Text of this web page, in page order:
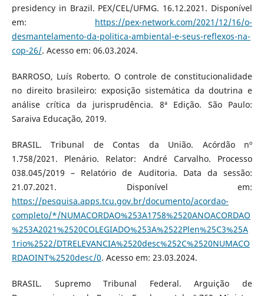
presidency in Brazil. PEX/CEL/UFMG. 16.12.2021. Disponível
em: https://pex-network.com/2021/12/16/o-
desmantelamento-da-politica-ambiental-e-seus-reflexos-na-
cop-26/. Acesso em: 06.03.2024.
BARROSO, Luís Roberto. O controle de constitucionalidade
no direito brasileiro: exposição sistemática da doutrina e
análise crítica da jurisprudência. 8ª Edição. São Paulo:
Saraiva Educação, 2019.
BRASIL. Tribunal de Contas da União. Acórdão nº
1.758/2021. Plenário. Relator: André Carvalho. Processo
038.045/2019 – Relatório de Auditoria. Data da sessão:
21.07.2021. Disponível em:
https://pesquisa.apps.tcu.gov.br/documento/acordao-
completo/*/NUMACORDAO%253A1758%2520ANOACORDAO
%253A2021%2520COLEGIADO%253A%2522Plen%25C3%25A
1rio%2522/DTRELEVANCIA%2520desc%252C%2520NUMACO
RDAOINT%2520desc/0. Acesso em: 23.03.2024.
BRASIL. Supremo Tribunal Federal. Arguição de